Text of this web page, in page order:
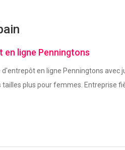
ligne Penningtons
en ligne Penningtons avec
plus pour femmes. Entreprise